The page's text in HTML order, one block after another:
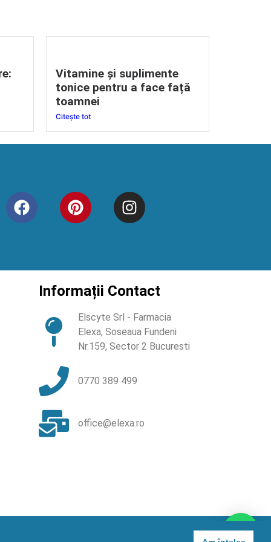
Vitamine și suplimente
tonice pentru a face față
toamnei
Citește tot
Informații Contact
Elscyte Srl - Farmacia
Elexa, Soseaua Fundeni
Nr.159, Sector 2 Bucuresti
0770 389 499
office@elexa.ro
Contactează un farmacist